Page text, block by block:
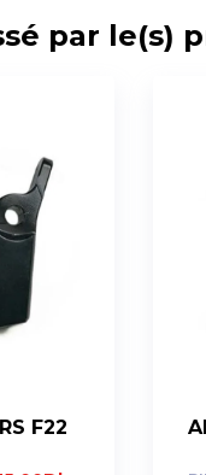
par le(s)
F22